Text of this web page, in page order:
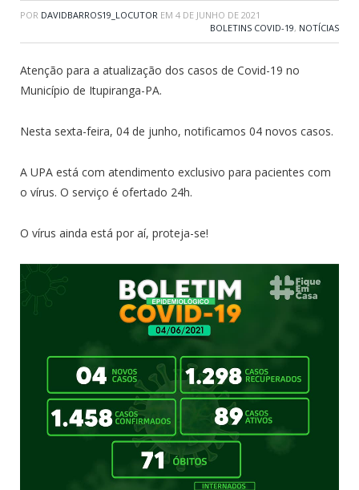
POR DAVIDBARROS19_LOCUTOR EM 4 DE JUNHO DE 2021
BOLETINS COVID-19, NOTÍCIAS
Atenção para a atualização dos casos de Covid-19 no
Município de Itupiranga-PA.
Nesta sexta-feira, 04 de junho, notificamos 04 novos casos.
A UPA está com atendimento exclusivo para pacientes com
o vírus. O serviço é ofertado 24h.
O vírus ainda está por aí, proteja-se!